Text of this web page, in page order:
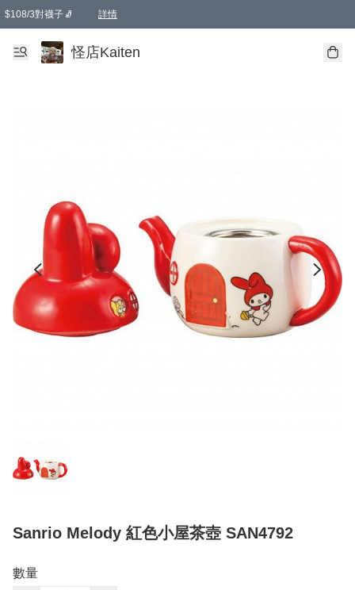
$108/3對襪子🧦 詳情
卡通傘☂️2把8折
購物滿 HKD 650.00即享免運費優惠！（適用於 本地送貨、本地取貨 )
怪店Kaiten
Sanrio Melody 紅色小屋茶壺 SAN4792
數量